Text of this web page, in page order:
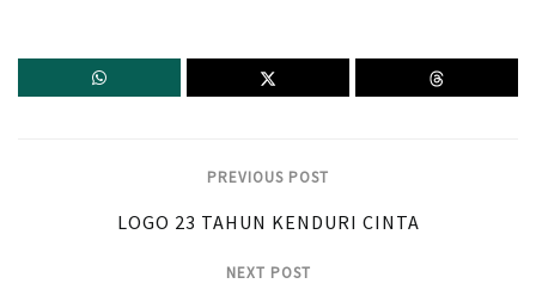
PREVIOUS POST
LOGO 23 TAHUN KENDURI CINTA
NEXT POST